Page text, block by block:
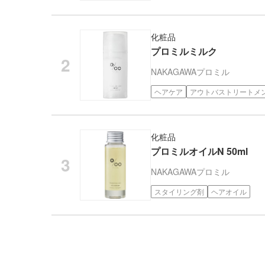
化粧品
プロミルミルク
NAKAGAWAプロミル
ヘアケア アウトバストリートメ
化粧品
プロミルオイルN 50ml
NAKAGAWAプロミル
スタイリング剤 ヘアオイル